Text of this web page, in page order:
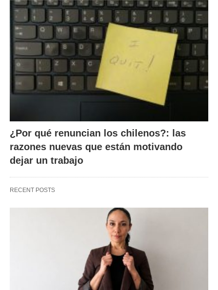
¿Por qué renuncian los chilenos?: las
razones nuevas que están motivando
dejar un trabajo
RECENT POSTS